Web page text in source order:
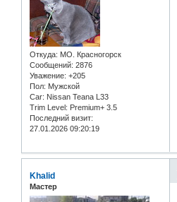
Откуда: МО. Красногорск
Сообщений: 2876
Уважение: +205
Пол: Мужской
Car: Nissan Teana L33
Trim Level: Premium+ 3.5
Последний визит:
27.01.2026 09:20:19
Khalid
Мастер